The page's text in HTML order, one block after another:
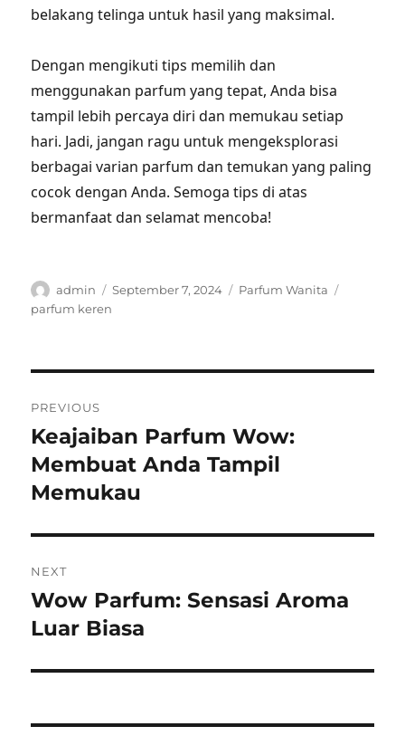
belakang telinga untuk hasil yang maksimal.
Dengan mengikuti tips memilih dan
menggunakan parfum yang tepat, Anda bisa
tampil lebih percaya diri dan memukau setiap
hari. Jadi, jangan ragu untuk mengeksplorasi
berbagai varian parfum dan temukan yang paling
cocok dengan Anda. Semoga tips di atas
bermanfaat dan selamat mencoba!
Author
admin
Posted
September 7, 2024 Categories
Parfum Wanita
parfum keren
navigation
PREVIOUS
Previous
post:
Keajaiban Parfum Wow:
Membuat Anda Tampil
Memukau
NEXT
Next
post:
Wow Parfum: Sensasi Aroma
Luar Biasa